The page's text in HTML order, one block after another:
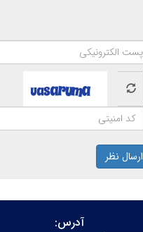
ارسال نظر
آدرس: